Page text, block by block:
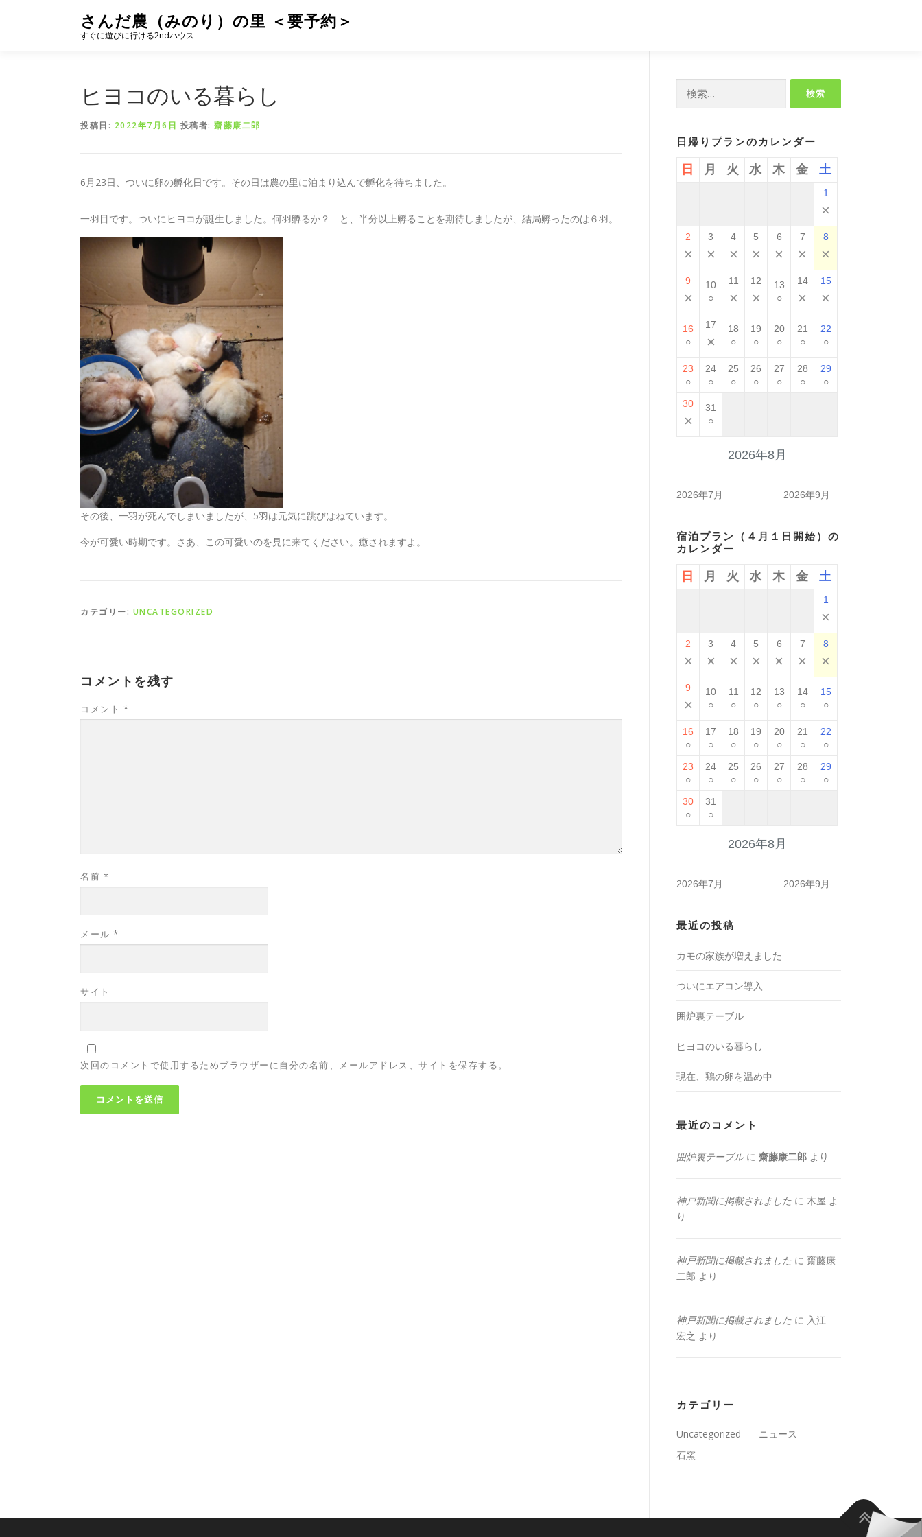
ン
さんだ農（みのり）の里 ＜要予約＞
すぐに遊びに行ける2ndハウス
ヒヨコのいる暮らし
投稿日: 2022年7月6日 投稿者: 齋藤康二郎
6月23日、ついに卵の孵化日です。その日は農の里に泊まり込んで孵化を待ちました。
一羽目です。ついにヒヨコが誕生しました。何羽孵るか？ と、半分以上孵ることを期待しましたが、結局孵ったのは６羽。
その後、一羽が死んでしまいましたが、5羽は元気に跳びはねています。
今が可愛い時期です。さあ、この可愛いのを見に来てください。癒されますよ。
カテゴリー: UNCATEGORIZED
コメントを残す
コメント *
名前 *
メール *
サイト
次回のコメントで使用するためブラウザーに自分の名前、メールアドレス、サイトを保存する。
日帰りプランのカレンダー
2026年8月
日 月 火 水 木 金 土
1
×
2
×
3
×
4
×
5
×
6
×
7
×
8
×
9
×
10
○
11
×
12
×
13
○
14
×
15
×
16
○
17
×
18
○
19
○
20
○
21
○
22
○
23
○
24
○
25
○
26
○
27
○
28
○
29
○
30
×
31
○
2026年7月 2026年9月
宿泊プラン（４月１日開始）の
カレンダー
2026年8月
日 月 火 水 木 金 土
1
×
2
×
3
×
4
×
5
×
6
×
7
×
8
×
9
×
10
○
11
○
12
○
13
○
14
○
15
○
16
○
17
○
18
○
19
○
20
○
21
○
22
○
23
○
24
○
25
○
26
○
27
○
28
○
29
○
30
○
31
○
2026年7月 2026年9月
最近の投稿
カモの家族が増えました
ついにエアコン導入
囲炉裏テーブル
ヒヨコのいる暮らし
現在、鶏の卵を温め中
最近のコメント
囲炉裏テーブルに 齋藤康二郎 より
神戸新聞に掲載されました に 木屋 よ
り
神戸新聞に掲載されました に 齋藤康
二郎 より
神戸新聞に掲載されました に 入江
宏之 より
カテゴリー
Uncategorized
ニュース
石窯